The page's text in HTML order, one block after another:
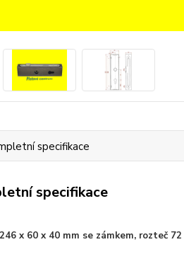
specifikace
specifikace
x 60 x 40 mm se zámkem, rozteč